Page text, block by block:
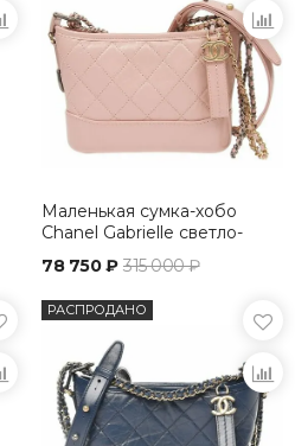
Маленькая сумка-хобо
Chanel Gabrielle светло-
78 750 ₽ 315 000 ₽
РАСПРОДАНО